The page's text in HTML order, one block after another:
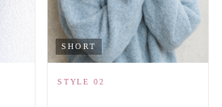
SHORT
STYLE 02